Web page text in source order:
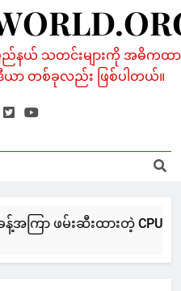
ြည်နယ် သတင်းများကို အဓိကထာ
ယာ တစ်ခုလည်း ဖြစ်ပါတယ်။
အကြာ ဖမ်းဆီးထားတဲ့ CPU